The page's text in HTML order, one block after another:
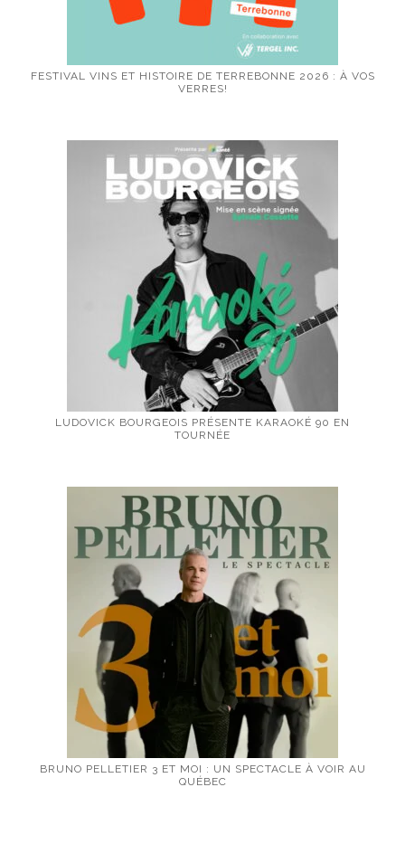
FESTIVAL VINS ET HISTOIRE DE TERREBONNE 2026 : À VOS
VERRES!
LUDOVICK BOURGEOIS PRÉSENTE KARAOKÉ 90 EN
TOURNÉE
BRUNO PELLETIER 3 ET MOI : UN SPECTACLE À VOIR AU
QUÉBEC